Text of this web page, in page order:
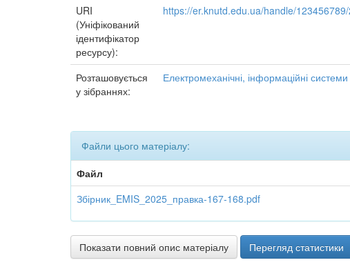
URI
(Уніфікований
ідентифікатор
ресурсу):
https://er.knutd.edu.ua/handle/
Розташовується
у зібраннях:
Електромеханічні, інформаційні системи
Файли цього матеріалу:
Файл
Збірник_EMIS_2025_правка-167-168.pdf
Показати повний опис матеріалу Перегляд статистики